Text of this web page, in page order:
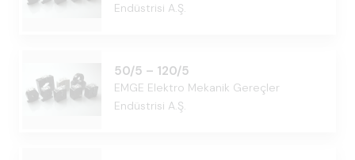
Endüstrisi A.Ş.
50/5 – 120/5
EMGE Elektro Mekanik Gereçler
Endüstrisi A.Ş.